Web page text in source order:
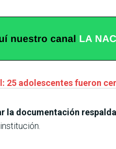
25 adolescentes fueron
la documentación